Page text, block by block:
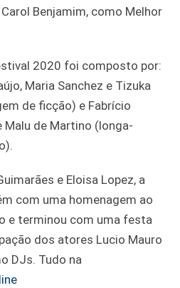
Benjamim, como Melhor
2020 foi composto por:
Maria Sanchez e Tizuka
de ficção) e Fabrício
Malu de Martino (longa-
e Eloisa Lopez, a
com uma homenagem ao
e terminou com uma festa
dos atores Lucio Mauro
DJs. Tudo na